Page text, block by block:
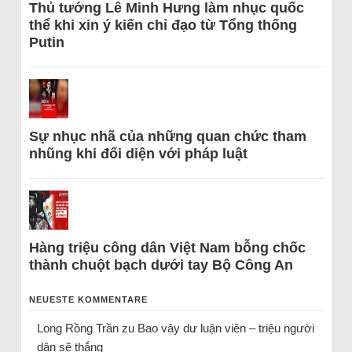
Thủ tướng Lê Minh Hưng làm nhục quốc
thể khi xin ý kiến chỉ đạo từ Tổng thống
Putin
Sự nhục nhã của những quan chức tham
nhũng khi đối diện với pháp luật
Hàng triệu công dân Việt Nam bỗng chốc
thành chuột bạch dưới tay Bộ Công An
NEUESTE KOMMENTARE
Long Rồng Trầnzu Bao vây dư luận viên – triệu người
dân sẽ thắng